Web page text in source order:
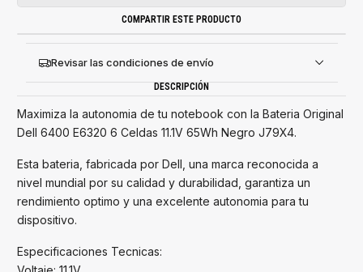
COMPARTIR ESTE PRODUCTO
Revisar las condiciones de envío
DESCRIPCIÓN
Maximiza la autonomia de tu notebook con la Bateria Original
Dell 6400 E6320 6 Celdas 11.1V 65Wh Negro J79X4.
Esta bateria, fabricada por Dell, una marca reconocida a
nivel mundial por su calidad y durabilidad, garantiza un
rendimiento optimo y una excelente autonomia para tu
dispositivo.
Especificaciones Tecnicas: